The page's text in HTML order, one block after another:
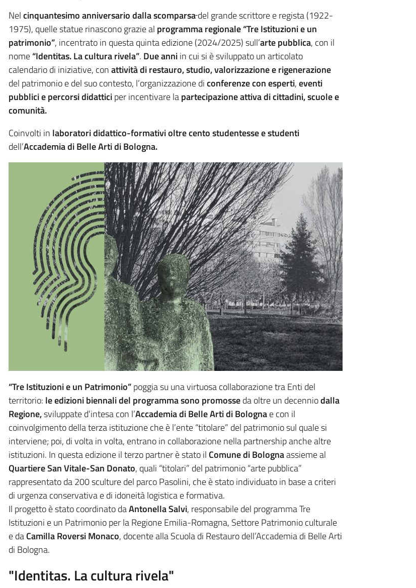
Nelcinquantesimo anniversario dalla scomparsadel grande scrittore e regista (1922-
1975), quelle statue rinascono grazie al programma regionale “Tre Istituzioni e un
patrimonio”, incentrato in questa quinta edizione (2024/2025) sull’arte pubblica, con il
nome“Identitas. La cultura rivela”. Due anniin cui si è sviluppato un articolato
calendario di iniziative, conattività di restauro, studio, valorizzazione e rigenerazione
del patrimonio e del suo contesto, l’organizzazione diconferenze con esperti,eventi
pubblici e percorsi didatticiper incentivare lapartecipazione attiva di cittadini, scuole e
comunità.
Coinvolti in laboratori didattico-formativioltre cento studentesse e studenti
dell’Accademia di Belle Arti di Bologna.
“Tre Istituzioni e un Patrimonio”poggia su una virtuosa collaborazione tra Enti del
territorio: le edizioni biennali del programma sono promossedaoltre un decenniodalla
Regione,sviluppate d’intesa con l’Accademia di Belle Arti di Bolognae con il
coinvolgimento della terza istituzione che è l’ente “titolare” del patrimonio sul quale si
interviene; poi, di volta in volta, entrano in collaborazione nella partnership anche altre
istituzioni. In questa edizione il terzo partner è stato il Comune di Bolognaassieme al
Quartiere San Vitale-San Donato, quali “titolari” del patrimonio “arte pubblica”
rappresentato da 200 sculture del parco Pasolini, che è stato individuato in base a criteri
di urgenza conservativa e di idoneità logistica e formativa.
Il progetto è stato coordinato daAntonella Salvi, responsabile del programma Tre
Istituzioni e un Patrimonio per la Regione Emilia-Romagna, Settore Patrimonio culturale
e daCamilla Roversi Monaco, docente alla Scuola di Restauro dell’Accademia di Belle Arti
di Bologna.
"Identitas. La cultura rivela"